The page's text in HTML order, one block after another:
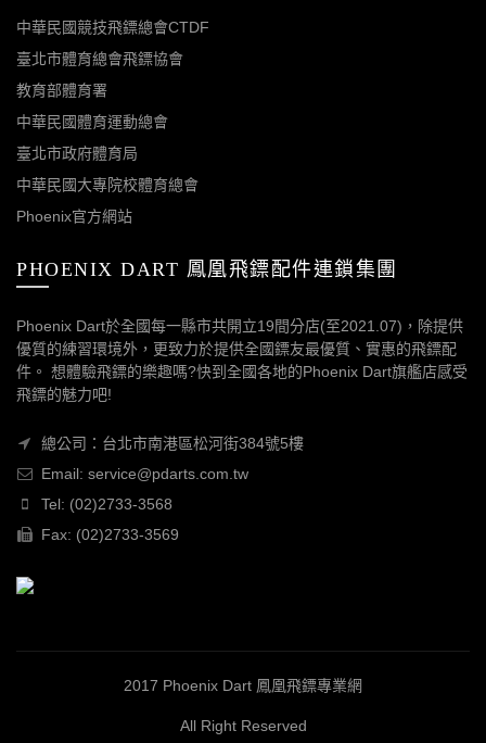
中華民國競技飛鏢總會CTDF
臺北市體育總會飛鏢協會
教育部體育署
中華民國體育運動總會
臺北市政府體育局
中華民國大專院校體育總會
Phoenix官方網站
PHOENIX DART 鳳凰飛鏢配件連鎖集團
Phoenix Dart於全國每一縣市共開立19間分店(至2021.07)，除提供
優質的練習環境外，更致力於提供全國鏢友最優質、實惠的飛鏢配
件。 想體驗飛鏢的樂趣嗎?快到全國各地的Phoenix Dart旗艦店感受
飛鏢的魅力吧!
總公司：台北市南港區松河街384號5樓
Email: service@pdarts.com.tw
Tel: (02)2733-3568
Fax: (02)2733-3569
2017 Phoenix Dart 鳳凰飛鏢專業網
All Right Reserved